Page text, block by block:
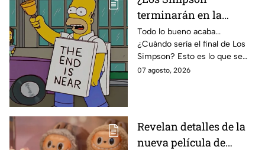
terminarán en la
temporada 40? Actriz
de Bart Simpson da
IMPACTANTE
declaración
Todo lo bueno acaba...
¿Cuándo sería el final de Los
Simpson? Esto es lo que se
sabe:
07 agosto, 2026
Revelan detalles de la
nueva película de